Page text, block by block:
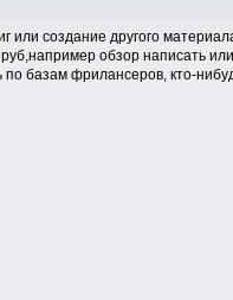
или создание другого
обзор написать
базам фрилансеров, кто-